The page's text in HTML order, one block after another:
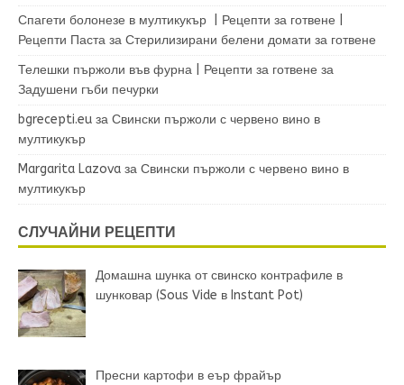
Спагети болонезе в мултикукър | Рецепти за готвене |
Рецепти Паста за Стерилизирани белени домати за готвене
Телешки пържоли във фурна | Рецепти за готвене за
Задушени гъби печурки
bgrecepti.eu за Свински пържоли с червено вино в
мултикукър
Margarita Lazova за Свински пържоли с червено вино в
мултикукър
СЛУЧАЙНИ РЕЦЕПТИ
Домашна шунка от свинско контрафиле в
шунковар (Sous Vide в Instant Pot)
Пресни картофи в еър фрайър